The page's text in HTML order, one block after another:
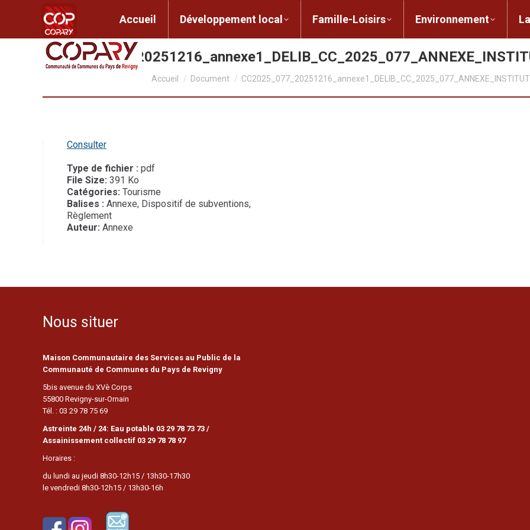
Accueil Développement local Famille-Loisirs Environnement
Accueil Document
Consulter
Type de fichier : pdf
File Size: 391 Ko
Catégories: Tourisme
Balises : Annexe, Dispositif de subventions,
Règlement
Auteur: Annexe
Nous situer
Maison Communautaire des Services au Public de la
Communauté de Communes du Pays de Revigny
5bis avenue du XVè Corps
55800 Revigny-sur-Ornain
Tél. : 03 29 78 75 69
Astreinte 24h / 24: Eau potable 03 29 78 73 73 /
Assainissement collectif 03 29 78 78 97
Horaires :
du lundi au jeudi 8h30-12h15 / 13h30-17h30
le vendredi 8h30-12h15 / 13h30-16h
Accueil Développement local Famille-Loisirs Environnement